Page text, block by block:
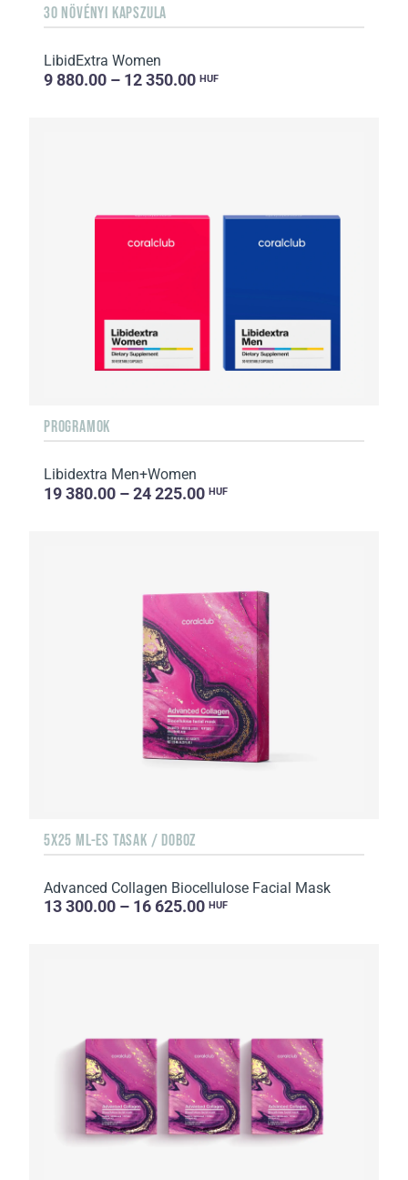
30 NÖVÉNYI KAPSZULA
LibidExtra Women
9 880.00 – 12 350.00 HUF
PROGRAMOK
Libidextra Men+Women
19 380.00 – 24 225.00 HUF
5X25 ML-ES TASAK / DOBOZ
Advanced Collagen Biocellulose Facial Mask
13 300.00 – 16 625.00 HUF